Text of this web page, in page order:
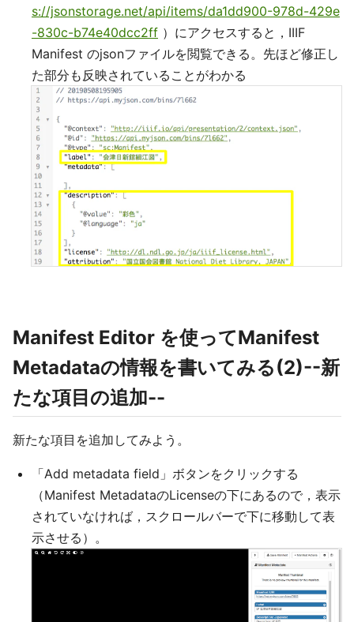
s://jsonstorage.net/api/items/da1dd900-978d-429e
-830c-b74e40dcc2ff ）にアクセスすると，IIIF
Manifest のjsonファイルを閲覧できる。先ほど修正し
た部分も反映されていることがわかる
Manifest Editor を使ってManifest
Metadataの情報を書いてみる(2)--新
たな項目の追加--
新たな項目を追加してみよう。
「Add metadata field」ボタンをクリックする
（Manifest MetadataのLicenseの下にあるので，表示
されていなければ，スクロールバーで下に移動して表
示させる）。